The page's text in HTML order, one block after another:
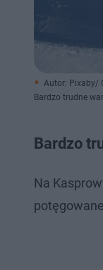
Autor: Pixaby/
Bardzo trudne
Bardzo
Na